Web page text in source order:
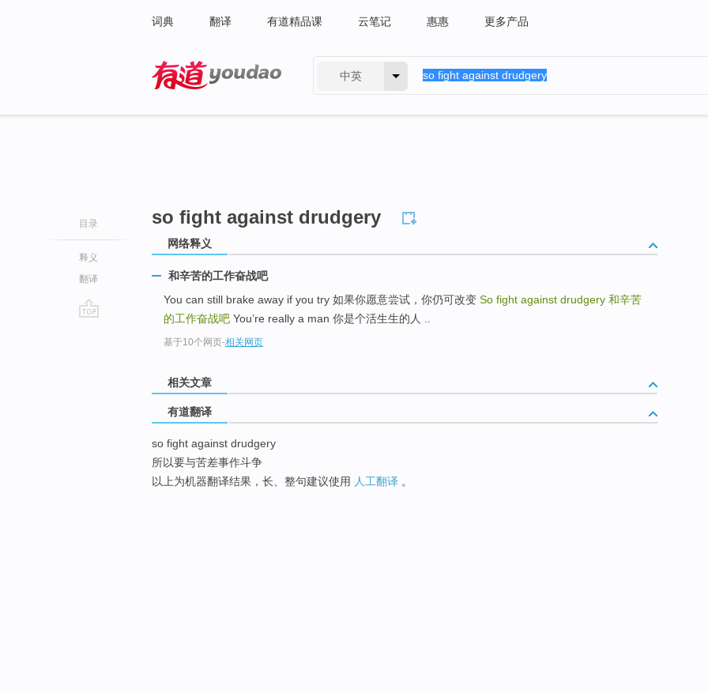
词典 翻译 有道精品课 云笔记 惠惠 更多产品
中英
目录
释义
翻译
so fight against drudgery
网络释义
和辛苦的工作奋战吧
You can still brake away if you try 如果你愿意尝试，你仍可改变 So fight against drudgery 和辛苦
的工作奋战吧 You’re really a man 你是个活生生的人 ..
基于10个网页-相关网页
相关文章
有道翻译
so fight against drudgery
所以要与苦差事作斗争
以上为机器翻译结果，长、整句建议使用 人工翻译 。